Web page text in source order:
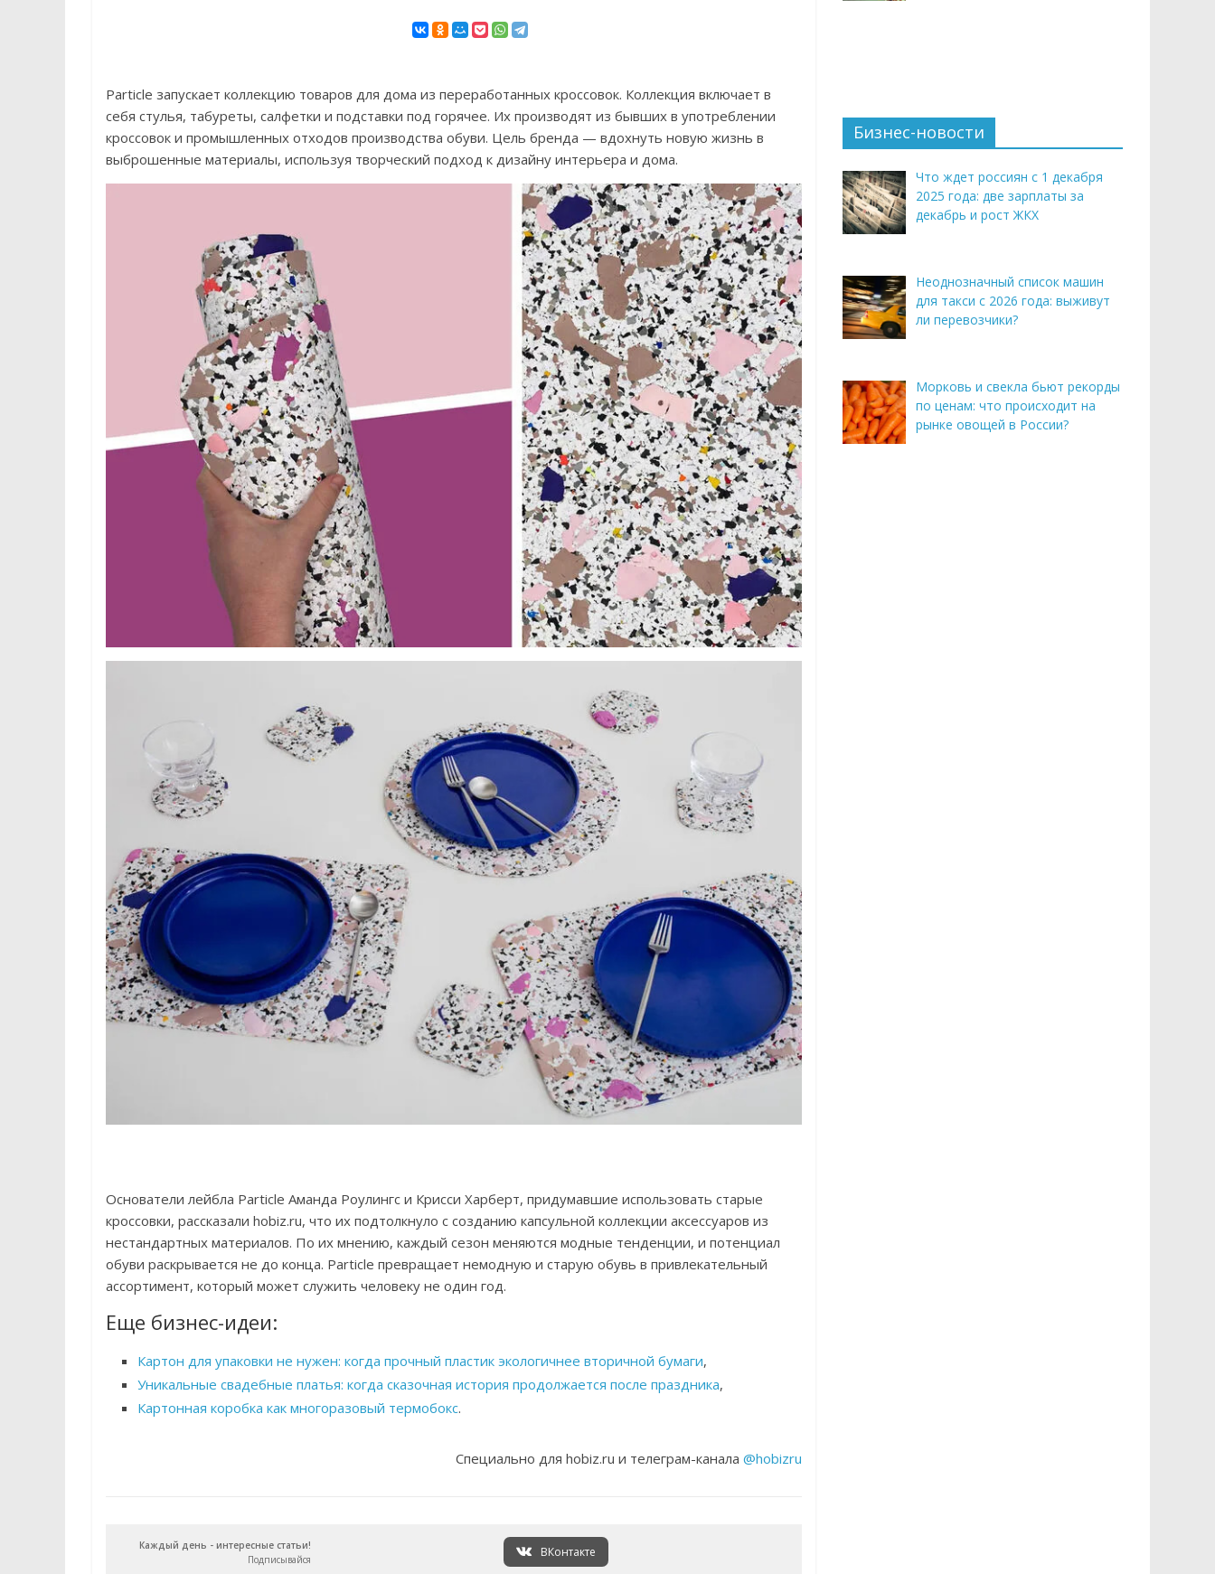
Particle запускает коллекцию товаров для дома из переработанных кроссовок. Коллекция включает в
себя стулья, табуреты, салфетки и подставки под горячее. Их производят из бывших в употреблении
кроссовок и промышленных отходов производства обуви. Цель бренда — вдохнуть новую жизнь в
выброшенные материалы, используя творческий подход к дизайну интерьера и дома.
Основатели лейбла Particle Аманда Роулингс и Крисси Харберт, придумавшие использовать старые
кроссовки, рассказали hobiz.ru, что их подтолкнуло с созданию капсульной коллекции аксессуаров из
нестандартных материалов. По их мнению, каждый сезон меняются модные тенденции, и потенциал
обуви раскрывается не до конца. Particle превращает немодную и старую обувь в привлекательный
ассортимент, который может служить человеку не один год.
Еще бизнес-идеи:
Картон для упаковки не нужен: когда прочный пластик экологичнее вторичной бумаги,
Уникальные свадебные платья: когда сказочная история продолжается после праздника,
Картонная коробка как многоразовый термобокс.
Специально для hobiz.ru и телеграм-канала @hobizru
Каждый день - интересные статьи!
Подписывайся
ВКонтакте
Бизнес-новости
Что ждет россиян с 1 декабря
2025 года: две зарплаты за
декабрь и рост ЖКХ
Неоднозначный список машин
для такси с 2026 года: выживут
ли перевозчики?
Морковь и свекла бьют рекорды
по ценам: что происходит на
рынке овощей в России?